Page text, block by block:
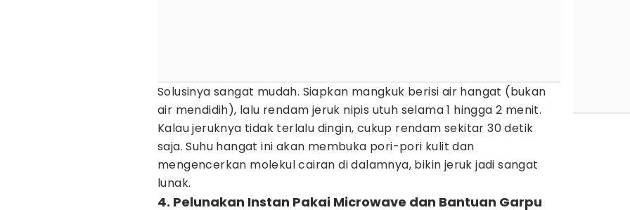
Solusinya sangat mudah. Siapkan mangkuk berisi air hangat (bukan
air mendidih), lalu rendam jeruk nipis utuh selama 1 hingga 2 menit.
Kalau jeruknya tidak terlalu dingin, cukup rendam sekitar 30 detik
saja. Suhu hangat ini akan membuka pori-pori kulit dan
mengencerkan molekul cairan di dalamnya, bikin jeruk jadi sangat
lunak.
4. Pelunakan Instan Pakai Microwave dan Bantuan Garpu